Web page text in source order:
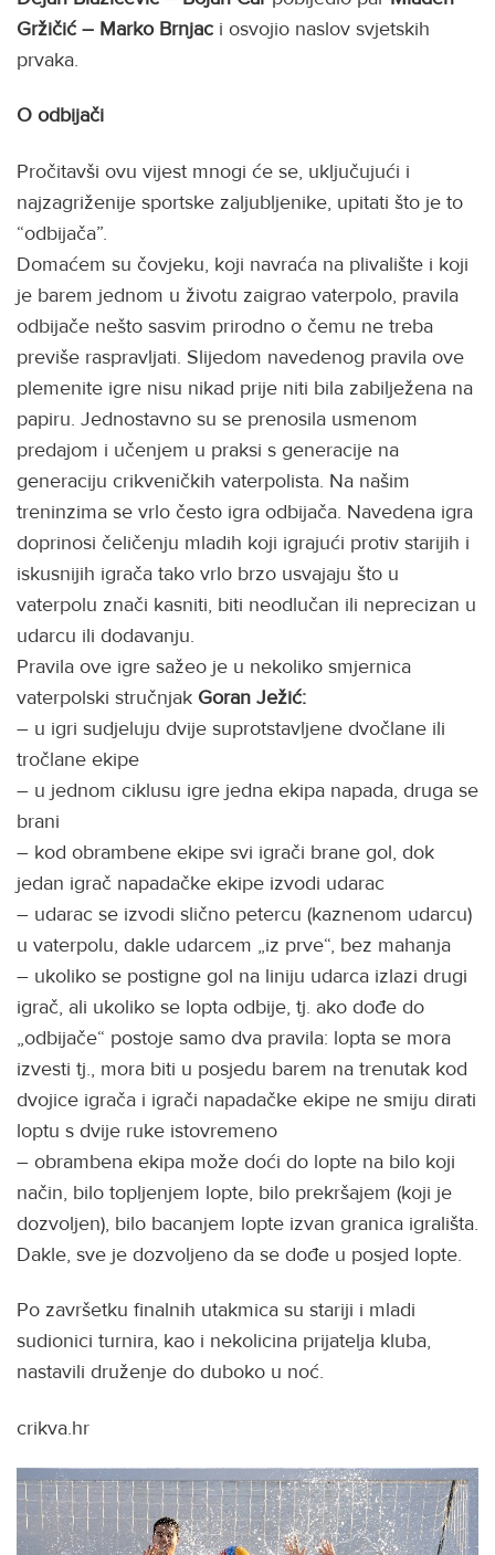
Gržičić – Marko Brnjac i osvojio naslov svjetskih
prvaka.
O odbijači
Pročitavši ovu vijest mnogi će se, uključujući i
najzagriženije sportske zaljubljenike, upitati što je to
“odbijača”.
Domaćem su čovjeku, koji navraća na plivalište i koji
je barem jednom u životu zaigrao vaterpolo, pravila
odbijače nešto sasvim prirodno o čemu ne treba
previše raspravljati. Slijedom navedenog pravila ove
plemenite igre nisu nikad prije niti bila zabilježena na
papiru. Jednostavno su se prenosila usmenom
predajom i učenjem u praksi s generacije na
generaciju crikveničkih vaterpolista. Na našim
treninzima se vrlo često igra odbijača. Navedena igra
doprinosi čeličenju mladih koji igrajući protiv starijih i
iskusnijih igrača tako vrlo brzo usvajaju što u
vaterpolu znači kasniti, biti neodlučan ili neprecizan u
udarcu ili dodavanju.
Pravila ove igre sažeo je u nekoliko smjernica
vaterpolski stručnjak Goran Ježić:
– u igri sudjeluju dvije suprotstavljene dvočlane ili
tročlane ekipe
– u jednom ciklusu igre jedna ekipa napada, druga se
brani
– kod obrambene ekipe svi igrači brane gol, dok
jedan igrač napadačke ekipe izvodi udarac
– udarac se izvodi slično petercu (kaznenom udarcu)
u vaterpolu, dakle udarcem „iz prve“, bez mahanja
– ukoliko se postigne gol na liniju udarca izlazi drugi
igrač, ali ukoliko se lopta odbije, tj. ako dođe do
„odbijače“ postoje samo dva pravila: lopta se mora
izvesti tj., mora biti u posjedu barem na trenutak kod
dvojice igrača i igrači napadačke ekipe ne smiju dirati
loptu s dvije ruke istovremeno
– obrambena ekipa može doći do lopte na bilo koji
način, bilo topljenjem lopte, bilo prekršajem (koji je
dozvoljen), bilo bacanjem lopte izvan granica igrališta.
Dakle, sve je dozvoljeno da se dođe u posjed lopte.
Po završetku finalnih utakmica su stariji i mladi
sudionici turnira, kao i nekolicina prijatelja kluba,
nastavili druženje do duboko u noć​.
crikva.hr